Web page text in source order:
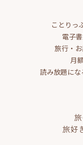
ことりっ
電子
旅行・
月
読み放題に
旅好